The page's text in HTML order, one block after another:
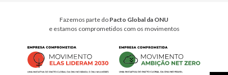
Fazemos parte do Pacto Global da ONU
e estamos comprometidos com os movimentos